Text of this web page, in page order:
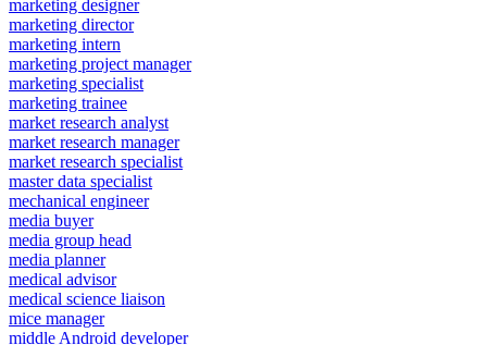
marketing designer
marketing director
marketing intern
marketing project manager
marketing specialist
marketing trainee
market research analyst
market research manager
market research specialist
master data specialist
mechanical engineer
media buyer
media group head
media planner
medical advisor
medical science liaison
mice manager
middle Android developer